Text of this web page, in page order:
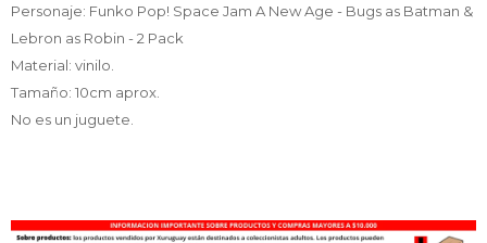
Personaje: Funko Pop! Space Jam A New Age - Bugs as Batman &
Lebron as Robin - 2 Pack
Material: vinilo.
Tamaño: 10cm aprox.
No es un juguete.